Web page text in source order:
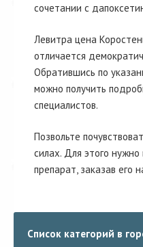
сочетании с
Левитра цена
отличается
Обратившись по
можно получить
специалистов.
Позвольте
силах. Для этого
препарат, заказав его
Список категорий в